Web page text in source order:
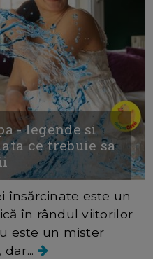
- legende si
ce trebuie sa
însărcinate este un
în rândul viitorilor
este un mister